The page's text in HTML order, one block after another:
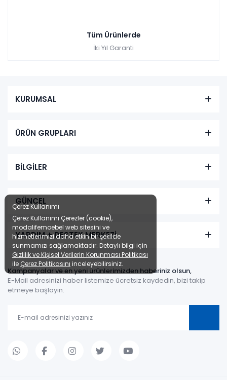
Tüm Ürünlerde
İki Yıl Garanti
KURUMSAL
ÜRÜN GRUPLARI
BİLGİLER
GÜNCEL
YARDIM + DESTEK MERKEZİ
Kampanyalar ve en yeni ürünlerimizden haberiniz olsun,
E-Mail adresinizi haber listemize ücretsiz kaydedin, bizi takip
etmeye başlayın.
Çerez Kullanımı
Çerez Kullanımı Çerezler (cookie),
modalifemoebel web sitesini ve
hizmetlerimizi daha etkin bir şekilde
sunmamızı sağlamaktadır. Detaylı bilgi için
Gizlilik ve Kişisel Verilerin Korunması Politikası
ile Çerez Politikasını inceleyebilirsiniz.